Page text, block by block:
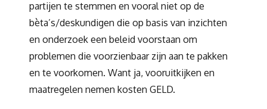
partijen te stemmen en vooral niet op de
bèta’s/deskundigen die op basis van inzichten
en onderzoek een beleid voorstaan om
problemen die voorzienbaar zijn aan te pakken
en te voorkomen. Want ja, vooruitkijken en
maatregelen nemen kosten GELD.